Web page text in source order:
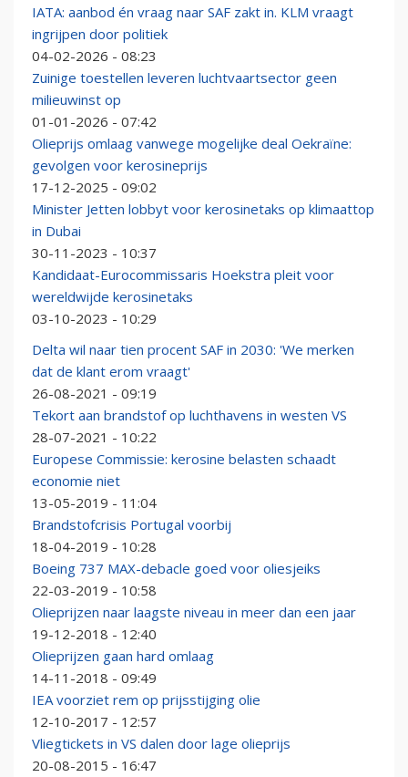
IATA: aanbod én vraag naar SAF zakt in. KLM vraagt
ingrijpen door politiek
04-02-2026 - 08:23
Zuinige toestellen leveren luchtvaartsector geen
milieuwinst op
01-01-2026 - 07:42
Olieprijs omlaag vanwege mogelijke deal Oekraïne:
gevolgen voor kerosineprijs
17-12-2025 - 09:02
Minister Jetten lobbyt voor kerosinetaks op klimaattop
in Dubai
30-11-2023 - 10:37
Kandidaat-Eurocommissaris Hoekstra pleit voor
wereldwijde kerosinetaks
03-10-2023 - 10:29
Delta wil naar tien procent SAF in 2030: 'We merken
dat de klant erom vraagt'
26-08-2021 - 09:19
Tekort aan brandstof op luchthavens in westen VS
28-07-2021 - 10:22
Europese Commissie: kerosine belasten schaadt
economie niet
13-05-2019 - 11:04
Brandstofcrisis Portugal voorbij
18-04-2019 - 10:28
Boeing 737 MAX-debacle goed voor oliesjeiks
22-03-2019 - 10:58
Olieprijzen naar laagste niveau in meer dan een jaar
19-12-2018 - 12:40
Olieprijzen gaan hard omlaag
14-11-2018 - 09:49
IEA voorziet rem op prijsstijging olie
12-10-2017 - 12:57
Vliegtickets in VS dalen door lage olieprijs
20-08-2015 - 16:47